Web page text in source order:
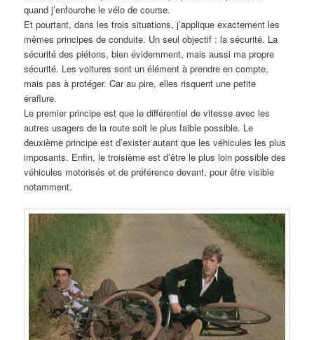
quand j’enfourche le vélo de course.
Et pourtant, dans les trois situations, j’applique exactement les
mêmes principes de conduite. Un seul objectif : la sécurité. La
sécurité des piétons, bien évidemment, mais aussi ma propre
sécurité. Les voitures sont un élément à prendre en compte,
mais pas à protéger. Car au pire, elles risquent une petite
éraflure.
Le premier principe est que le différentiel de vitesse avec les
autres usagers de la route soit le plus faible possible. Le
deuxième principe est d’exister autant que les véhicules les plus
imposants. Enfin, le troisième est d’être le plus loin possible des
véhicules motorisés et de préférence devant, pour être visible
notamment.